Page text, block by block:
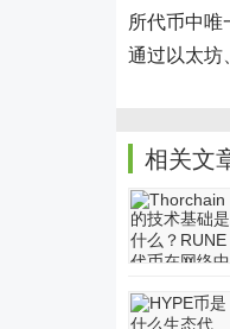
所代币中
通过以太坊
相关文